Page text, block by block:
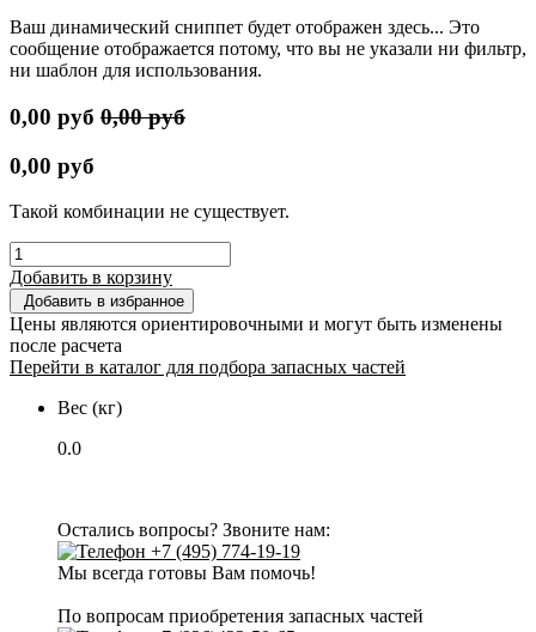
Ваш динамический сниппет будет отображен здесь... Это
сообщение отображается потому, что вы не указали ни фильтр,
ни шаблон для использования.
0,00 руб 0,00руб
0,00 руб
Такой комбинации не существует.
Добавить в корзину
Добавить в избранное
Цены являются ориентировочными и могут быть изменены
после расчета
Перейти в каталог для подбора запасных частей
Вес (кг)
0.0
Остались вопросы? Звоните нам:
+7 (495) 774-19-19
Мы всегда готовы Вам помочь!
По вопросам приобретения запасных частей